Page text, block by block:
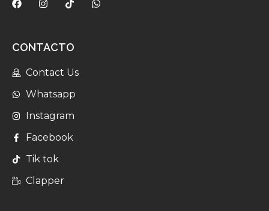
CONTACTO
Contact Us
Whatsapp
Instagram
Facebook
Tik tok
Clapper